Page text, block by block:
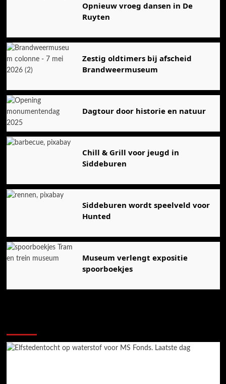
Opnieuw vroeg dansen in De
Ruyten
Zestig oldtimers bij afscheid
Brandweermuseum
Dagtour door historie en natuur
Chill & Grill voor jeugd in
Siddeburen
Siddeburen wordt speelveld voor
Hunted
Museum verlengt expositie
spoorboekjes